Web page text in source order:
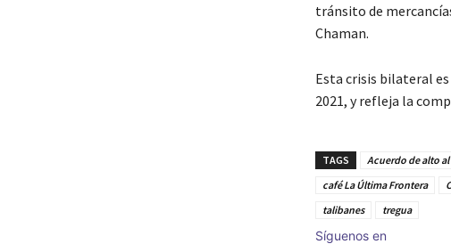
tránsito de
Chaman.
Esta crisis bilateral
2021, y refleja la
TAGS Acuerdo de alto
café La Última Frontera
talibanes
tregua
Síguenos en